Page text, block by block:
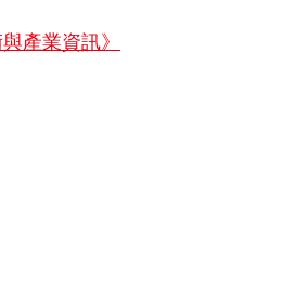
產業資訊》